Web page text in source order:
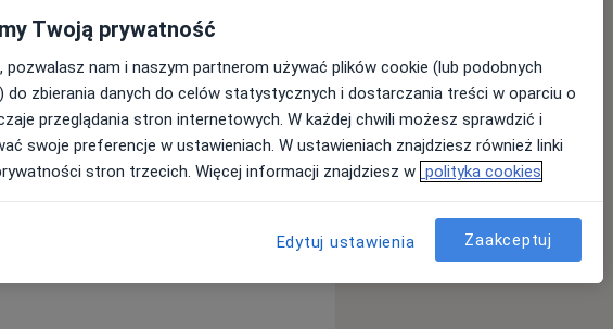
była komfortowa, bezbolesna
pacjenta po zakończonym leczeniu.
Twoją prywatność
pozwalasz nam i naszym partnerom używać plików cookie (lub podobnych
do zbierania danych do celów statystycznych i dostarczania treści w oparciu o
przeglądania stron internetowych. W każdej chwili możesz sprawdzić i
swoje preferencje w ustawieniach. W ustawieniach znajdziesz również linki
stron trzecich. Więcej informacji znajdziesz w polityka cookies
Edytuj ustawienia Zaakceptuj